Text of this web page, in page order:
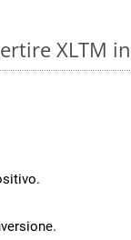
XLTM